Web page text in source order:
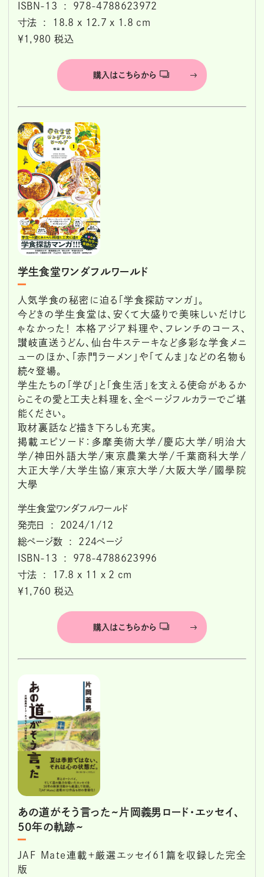
ISBN-13 ‏ : ‎ 978-4788623972
寸法 ‏ : ‎ 18.8 x 12.7 x 1.8 cm
￥1,980 税込
購入はこちらから
学生食堂ワンダフルワールド
人気学食の秘密に迫る「学食探訪マンガ」。
今どきの学生食堂は、安くて大盛りで美味しいだけじ
ゃなかった！ 本格アジア料理や、フレンチのコース、
讃岐直送うどん、仙台牛ステーキなど多彩な学食メニ
ューのほか、「赤門ラーメン」や「てんま」などの名物も
続々登場。
学生たちの「学び」と「食生活」を支える使命があるか
らこその愛と工夫と料理を、全ページフルカラーでご堪
能ください。
取材裏話など描き下ろしも充実。
掲載エピソード：多摩美術大学/慶応大学/明治大
学/神田外語大学/東京農業大学/千葉商科大学/
大正大学/大学生協/東京大学/大阪大学/國學院
大學
学生食堂ワンダフルワールド
発売日 ‏ : ‎ 2024/1/12
総ページ数 ‏ : ‎ 224ページ
ISBN-13 ‏ : ‎ 978-4788623996
寸法 ‏ : ‎ 17.8 x 11 x 2 cm
￥1,760 税込
購入はこちらから
あの道がそう言った~片岡義男ロード・エッセイ、
50年の軌跡~
JAF Mate連載＋厳選エッセイ61篇を収録した完全
版